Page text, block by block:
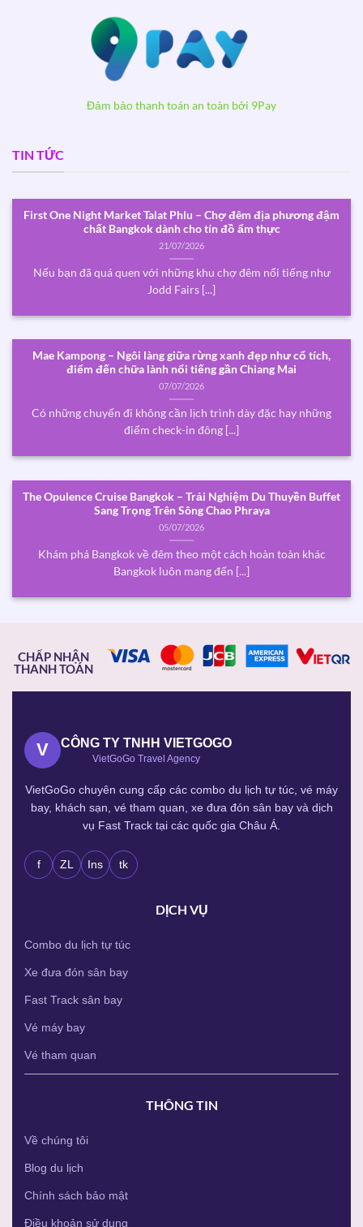
WELCOME TO
OUR FASHION
sed diam nonummy nibh euismod tincidunt ut laoreet
dolore magna aliquam erat volutpat.
CLICK ME!
Đảm bảo thanh toán an toàn bởi 9Pay
TIN TỨC
First One Night Market Talat Phlu – Chợ đêm địa phương đậm
chất Bangkok dành cho tín đồ ẩm thực
21/07/2026
Nếu bạn đã quá quen với những khu chợ đêm nổi tiếng như
Jodd Fairs [...]
Mae Kampong – Ngôi làng giữa rừng xanh đẹp như cổ tích,
điểm đến chữa lành nổi tiếng gần Chiang Mai
07/07/2026
Có những chuyến đi không cần lịch trình dày đặc hay những
điểm check-in đông [...]
The Opulence Cruise Bangkok – Trải Nghiệm Du Thuyền Buffet
Sang Trọng Trên Sông Chao Phraya
05/07/2026
Khám phá Bangkok về đêm theo một cách hoàn toàn khác
Bangkok luôn mang đến [...]
CHẤP NHẬN
THANH TOÁN
V CÔNG TY TNHH VIETGOGO
VietGoGo Travel Agency
VietGoGo chuyên cung cấp các combo du lịch tự túc, vé máy
bay, khách sạn, vé tham quan, xe đưa đón sân bay và dịch
vụ Fast Track tại các quốc gia Châu Á.
f ZL Ins tk
DỊCH VỤ
Combo du lịch tự túc
Xe đưa đón sân bay
Fast Track sân bay
Vé máy bay
Vé tham quan
THÔNG TIN
Về chúng tôi
Blog du lịch
Chính sách bảo mật
Điều khoản sử dụng